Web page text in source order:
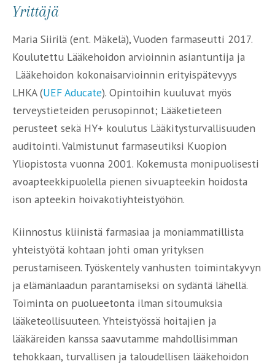
Yrittäjä
Maria Siirilä (ent. Mäkelä), Vuoden farmaseutti 2017.
Koulutettu Lääkehoidon arvioinnin asiantuntija ja
Lääkehoidon kokonaisarvioinnin erityispätevyys
LHKA (UEF Aducate). Opintoihin kuuluvat myös
terveystieteiden perusopinnot; Lääketieteen
perusteet sekä HY+ koulutus Lääkitysturvallisuuden
auditointi. Valmistunut farmaseutiksi Kuopion
Yliopistosta vuonna 2001. Kokemusta monipuolisesti
avoapteekkipuolella pienen sivuapteekin hoidosta
ison apteekin hoivakotiyhteistyöhön.
Kiinnostus kliinistä farmasiaa ja moniammatillista
yhteistyötä kohtaan johti oman yrityksen
perustamiseen. Työskentely vanhusten toimintakyvyn
ja elämänlaadun parantamiseksi on sydäntä lähellä.
Toiminta on puolueetonta ilman sitoumuksia
lääketeollisuuteen. Yhteistyössä hoitajien ja
lääkäreiden kanssa saavutamme mahdollisimman
tehokkaan, turvallisen ja taloudellisen lääkehoidon